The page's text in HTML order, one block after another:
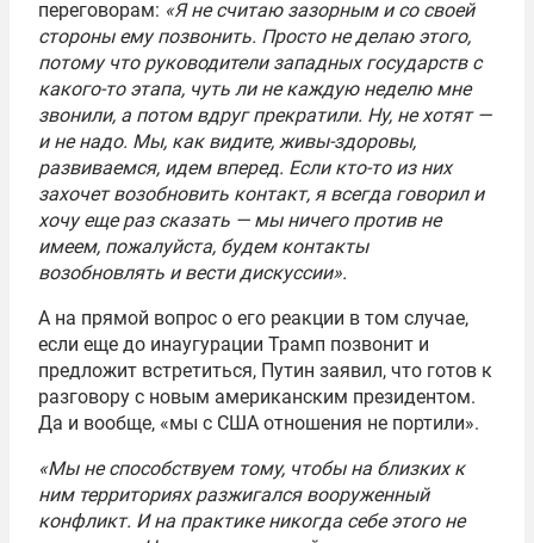
переговорам: «Я не считаю зазорным и со своей
стороны ему позвонить. Просто не делаю этого,
потому что руководители западных государств с
какого-то этапа, чуть ли не каждую неделю мне
звонили, а потом вдруг прекратили. Ну, не хотят —
и не надо. Мы, как видите, живы-здоровы,
развиваемся, идем вперед. Если кто-то из них
захочет возобновить контакт, я всегда говорил и
хочу еще раз сказать — мы ничего против не
имеем, пожалуйста, будем контакты
возобновлять и вести дискуссии».
А на прямой вопрос о его реакции в том случае,
если еще до инаугурации Трамп позвонит и
предложит встретиться, Путин заявил, что готов к
разговору с новым американским президентом.
Да и вообще, «мы с США отношения не портили».
«Мы не способствуем тому, чтобы на близких к
ним территориях разжигался вооруженный
конфликт. И на практике никогда себе этого не